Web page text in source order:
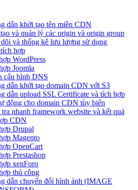
dẫn khởi tạo tên miền CDN
và quản lý các origin và origin group
và thống kê lưu lượng sử dụng
hợp
WordPress
Joomla
cấu hình DNS
dẫn khởi tạo domain CDN với S3
dẫn upload SSL Certificate và tích hợp
động cho domain CDN tùy biến
nhanh framework website và kết quả
CDN
Drupal
Magento
OpenCart
Prestashop
xenForo
thủ công
dẫn chuyển đổi hình ảnh (IMAGE